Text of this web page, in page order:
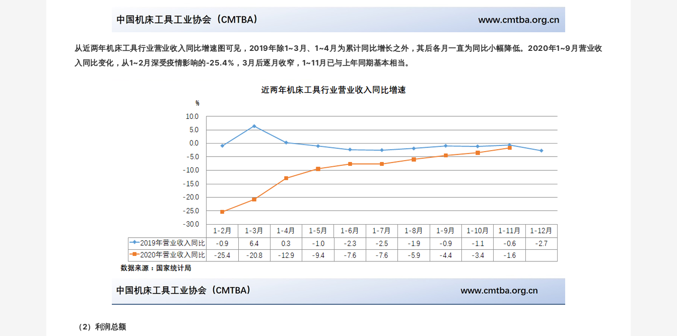
从近两年机床工具行业营业收入同比增速图可见，2019年除1~3月、1~4月为累计同比增长之外，其后各月一直为同比小幅降低。2020年1~9月营业收
入同比变化，从1~2月深受疫情影响的-25.4%，3月后逐月收窄，1~11月已与上年同期基本相当。
（2）利润总额